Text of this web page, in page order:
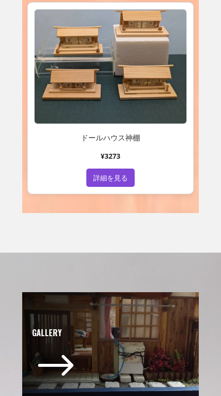
ドールハウス神棚
¥3273
詳細を見る
GALLERY
$